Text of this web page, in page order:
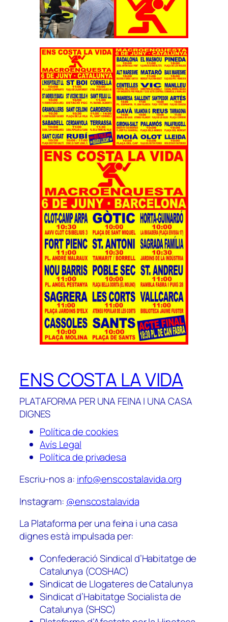
ENS COSTA LA VIDA
PLATAFORMA PER UNA FEINA I UNA CASA
DIGNES
Política de cookies
Avís Legal
Política de privadesa
Escriu-nos a: info@enscostalavida.org
Instagram: @enscostalavida
La Plataforma per una feina i una casa
dignes està impulsada per:
Confederació Sindical d’Habitatge de
Catalunya (COSHAC)
Sindicat de Llogateres de Catalunya
Sindicat d’Habitatge Socialista de
Catalunya (SHSC)